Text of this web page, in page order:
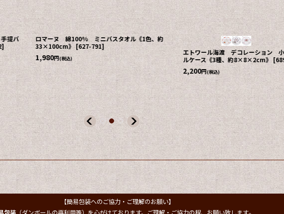
ション 小物入れ・ピ
》
689-764]
瀬戸内テーラーあかつき フェイスタオル2本セッ
ト《約33×80cm、今治タオル》 [020-175
2,750 円(税込)
おぼろタオル ハー
身タオル《5色、約
1,100 円 (税込)
【簡易包装へのご協力・ご理解のお願い】
。